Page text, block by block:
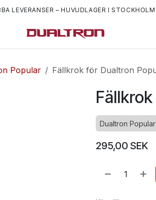
LEVERANSER – HUVUDLAGER I STOCKHOLM
Popular Fällkrok för Dualtron
Dualtron Popular
295,00 SEK